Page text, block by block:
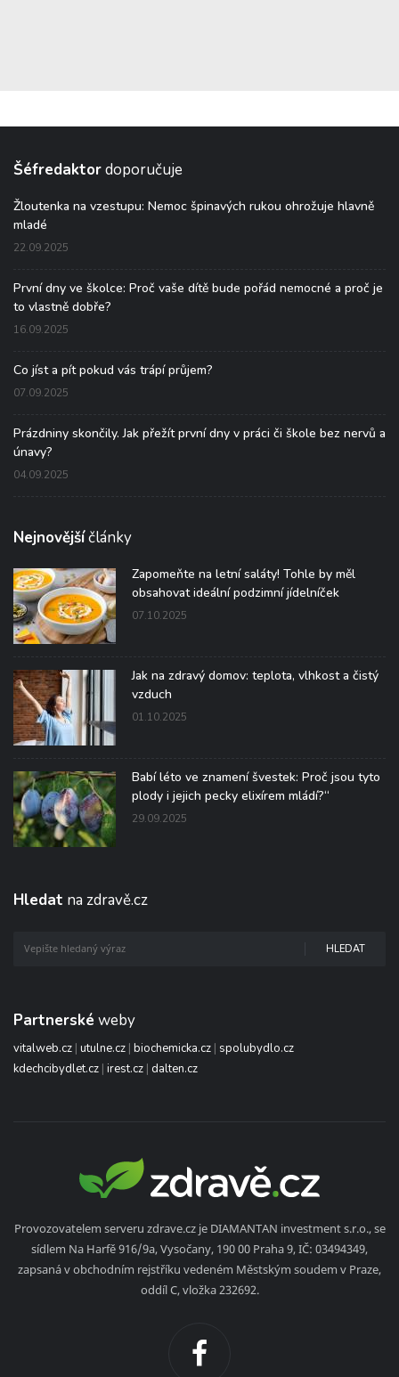
Šéfredaktordoporučuje
Žloutenka na vzestupu: Nemoc špinavých rukou ohrožuje hlavně
mladé
22.09.2025
První dny ve školce: Proč vaše dítě bude pořád nemocné a proč je
to vlastně dobře?
16.09.2025
Co jíst a pít pokud vás trápí průjem?
07.09.2025
Prázdniny skončily. Jak přežít první dny v práci či škole bez nervů a
únavy?
04.09.2025
Nejnovějšíčlánky
Zapomeňte na letní saláty! Tohle by měl
obsahovat ideální podzimní jídelníček
07.10.2025
Jak na zdravý domov: teplota, vlhkost a čistý
vzduch
01.10.2025
Babí léto ve znamení švestek: Proč jsou tyto
plody i jejich pecky elixírem mládí?“
29.09.2025
Hledat na zdravě.cz
HLEDAT
Partnerské weby
vitalweb.cz | utulne.cz | biochemicka.cz | spolubydlo.cz
kdechcibydlet.cz | irest.cz | dalten.cz
Provozovatelem serveru zdrave.cz je DIAMANTAN investment s.r.o., se
sídlem Na Harfě 916/9a, Vysočany, 190 00 Praha 9, IČ: 03494349,
zapsaná v obchodním rejstříku vedeném Městským soudem v Praze,
oddíl C, vložka 232692.